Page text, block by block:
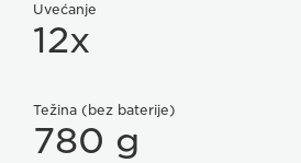
Uvećanje
12x
Težina (bez baterije)
780 g